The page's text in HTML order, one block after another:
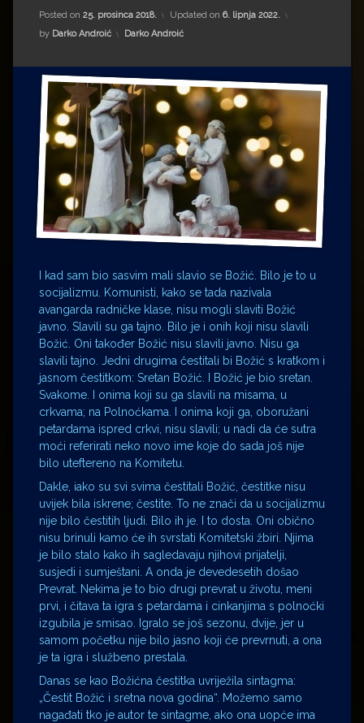
Drugi autori
Drugi autori
Matea Andrić
Ljiljana Lekanić-Kljaić
Željko Krznarić
Mario Lovreković
Miroslav Šantek
Posted on 25. prosinca 2018. Updated on 6. lipnja 2022.
by Darko Androić Kategorije:
Darko Androić
I kad sam bio sasvim mali slavio se Božić. Bilo je to u
socijalizmu. Komunisti, kako se tada nazivala
avangarda radničke klase, nisu mogli slaviti Božić
javno. Slavili su ga tajno. Bilo je i onih koji nisu slavili
Božić. Oni također Božić nisu slavili javno. Nisu ga
slavili tajno. Jedni drugima čestitali bi Božić s kratkom i
jasnom čestitkom: Sretan Božić. I Božić je bio sretan.
Svakome. I onima koji su ga slavili na misama, u
crkvama; na Polnoćkama. I onima koji ga, oboružani
petardama ispred crkvi, nisu slavili; u nadi da će sutra
moći referirati neko novo ime koje do sada još nije
bilo uteftereno na Komitetu.
Dakle, iako su svi svima čestitali Božić, čestitke nisu
uvijek bila iskrene; čestite. To ne znači da u socijalizmu
nije bilo čestitih ljudi. Bilo ih je. I to dosta. Oni obično
nisu brinuli kamo će ih svrstati Komitetski žbiri. Njima
je bilo stalo kako ih sagledavaju njihovi prijatelji,
susjedi i sumještani. A onda je devedesetih došao
Prevrat. Nekima je to bio drugi prevrat u životu, meni
prvi, i čitava ta igra s petardama i cinkanjima s polnoćki
izgubila je smisao. Igralo se još sezonu, dvije, jer u
samom početku nije bilo jasno koji će prevrnuti, a ona
je ta igra i službeno prestala.
Danas se kao Božićna čestitka uvriježila sintagma:
„Čestit Božić i sretna nova godina“. Možemo samo
nagađati tko je autor te sintagme, ako ona uopće ima